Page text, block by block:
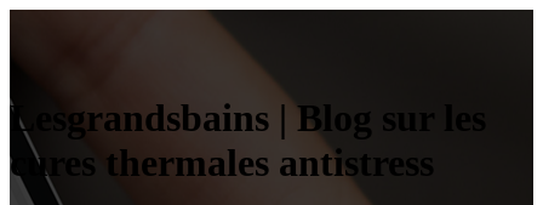
Lesgrandsbains | Blog sur les
cures thermales antistress